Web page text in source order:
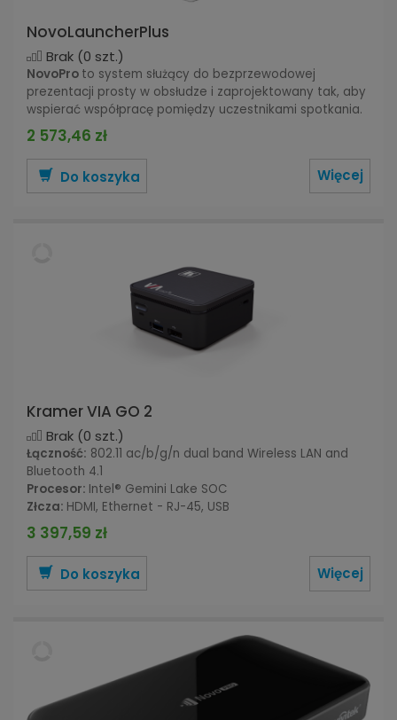
NovoLauncherPlus
Brak (0 szt.)
NovoPro to system służący do bezprzewodowej
prezentacji prosty w obsłudze i zaprojektowany tak, aby
wspierać współpracę pomiędzy uczestnikami spotkania.
2 573,46 zł
Do koszyka Więcej
Kramer VIA GO 2
Brak (0 szt.)
Łączność: 802.11 ac/b/g/n dual band Wireless LAN and
Bluetooth 4.1
Procesor: Intel® Gemini Lake SOC
Złcza: HDMI, Ethernet - RJ-45, USB
3 397,59 zł
Do koszyka Więcej